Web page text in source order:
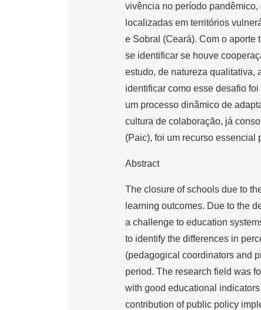
vivência no período
localizadas em territórios
e Sobral (Ceará). Com o
se identificar se houve
estudo, de natureza qualitativa,
identificar como esse desafio
um processo dinâmico de
cultura de colaboração, já
(Paic), foi um recurso essencial
Abstract
The closure of schools due to
learning outcomes. Due to the
a challenge to education
to identify the differences in
(pedagogical coordinators and
period. The research field was
with good educational
contribution of public policy